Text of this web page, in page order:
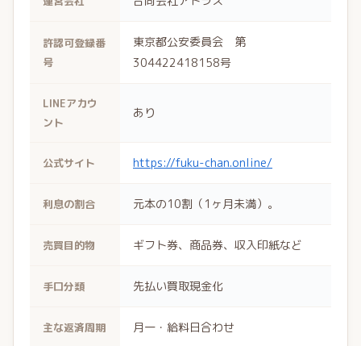
許認可登録番
号
東京都公安委員会 第
304422418158号
LINEアカウ
ント
あり
公式サイト https://fuku-chan.online/
利息の割合 元本の10割（1ヶ月未満）。
売買目的物 ギフト券、商品券、収入印紙など
手口分類 先払い買取現金化
主な返済周期 月一・給料日合わせ